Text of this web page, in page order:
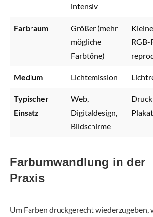
intensiv
Farbraum
Größer (mehr
mögliche
Farbtöne)
RGB-
Medium Lichtemission
Typischer
Einsatz
Web,
Digitaldesign,
Bildschirme
Farbumwandlung in der
Praxis
Um Farben druckgerecht wiederzugeben,